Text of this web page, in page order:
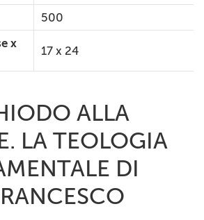
500
x
17 x 24
ALLA
LA TEOLOGIA
DI